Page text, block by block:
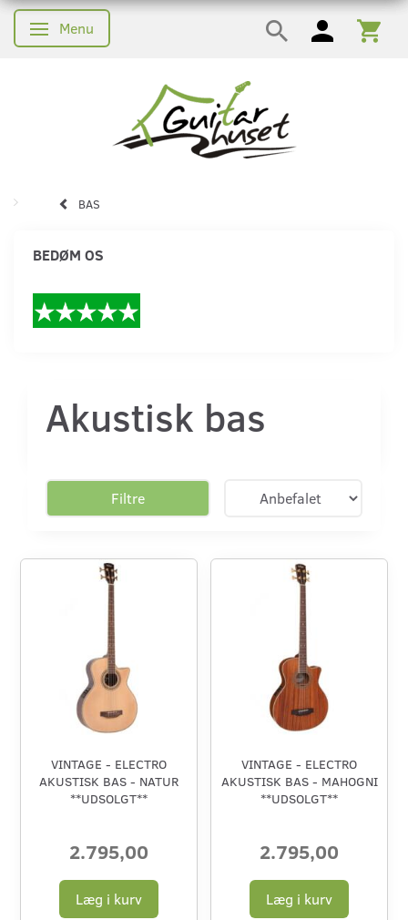
Skifte navigation
Menu
BAS
BEDØM OS
Akustisk bas
Filtre
VINTAGE - ELECTRO
AKUSTISK BAS - NATUR
**UDSOLGT**
2.795,00
Læg i kurv
VINTAGE - ELECTRO
AKUSTISK BAS - MAHOGNI
**UDSOLGT**
2.795,00
Læg i kurv